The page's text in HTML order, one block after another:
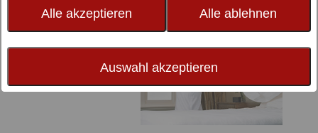
Alle akzeptieren Alle ablehnen
Auswahl akzeptieren
Frühjahrsputz im Schlafzimmer